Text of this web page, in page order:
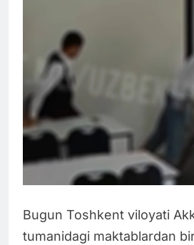
Bugun Toshkent viloyati
tumanidagi maktablardan